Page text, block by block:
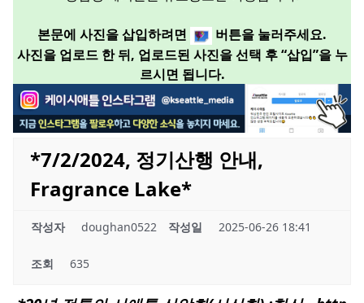
본문에 사진을 삽입하려면
버튼을 눌러주세요.
사진을 업로드 한 뒤, 업로드된 사진을 선택 후 “삽입”을 누
르시면 됩니다.
*7/2/2024, 정기산행 안내,
Fragrance Lake*
작성자 doughan0522 작성일 2025-06-26 18:41
조회 635